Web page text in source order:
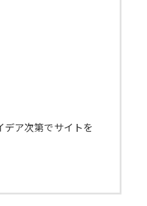
ア次第でサイトを